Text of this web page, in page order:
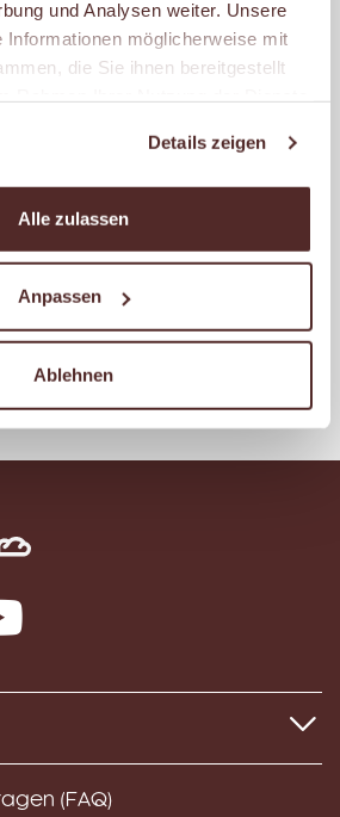
und Analysen weiter. Unsere
Informationen möglicherweise mit
die Sie ihnen bereitgestellt
Details zeigen
Alle zulassen
Anpassen
Ablehnen
Geschlossen
– öffnet um 07:30 Uhr.
REWE SCHIEFER
Wilhelminenstr. 122
45881 Gelsenkirchen
Geschlossen
– öffnet um 07:30 Uhr.
YouTube
(FAQ)